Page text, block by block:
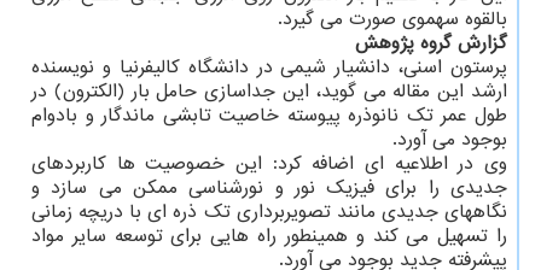
بالقوه سهموی صورت می گیرد.
گزارش گروه پژوهش
پرستون اسنی، دانشیار شیمی در دانشگاه کالیفرنیا و نویسنده
ارشد این مقاله می گوید، این جداسازی حامل بار (الکترون) در
طول عمر تک نانوذره پیوسته خاصیت تابشی ماندگار و بادوام
بوجود می آورد.
وی در اطلاعیه ای اضافه کرد: این خصوصیت ها کاربردهای
جدیدی را برای فیزیک نور و نورشناسی ممکن می سازد و
نگاههای جدیدی مانند تصویربرداری تک ذره ای با دریچه زمانی
را تسهیل می کند و همینطور راه هایی برای توسعه سایر مواد
پیشرفته جدید بوجود می آورد.